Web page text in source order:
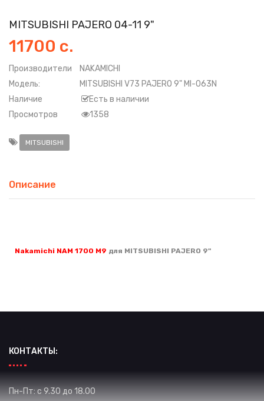
MITSUBISHI PAJERO 04-11 9"
11700 с.
Производители
NAKAMICHI
Модель:
MITSUBISHI V73 PAJERO 9" MI-063N
Наличие
Есть в наличии
Просмотров
1358
MITSUBISHI
Описание
Nakamichi NAM 1700 M9 для MITSUBISHI PAJERO 9"
КОНТАКТЫ:
Пн-Пт: с 9.30 до 18.00